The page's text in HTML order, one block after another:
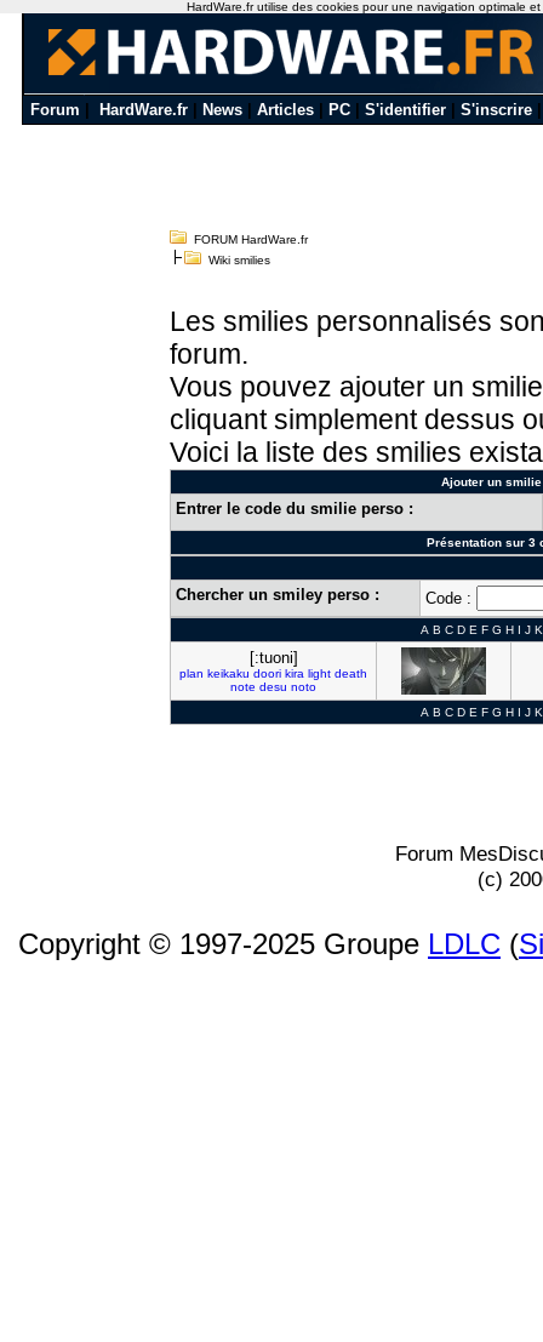
Forum HardWare.fr News Articles PC S'identifier S'inscrire
FORUM HardWare.fr
Wiki smilies
Les smilies personnalisés
forum.
Vous pouvez ajouter un
cliquant simplement dessus
Voici la liste des smilies
Ajouter un
Entrer le code du smilie perso :
Présentation sur 3
Chercher un smiley perso : Code :
A B C D E F G H I J K
[:tuoni]
plan keikaku doori kira light death
note desu noto
A B C D E F G H I J K
Forum
(c)
Copyright © 1997-2025 Groupe LDLC (
HardWare.fr utilise des cookies pour une navigation optimale